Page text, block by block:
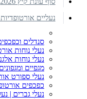
נעליים
סנדלים
נעלי נוחות
נעלי נוחות
מגפיים
נעלי ספורט
כפכפים
נעלי גברים |